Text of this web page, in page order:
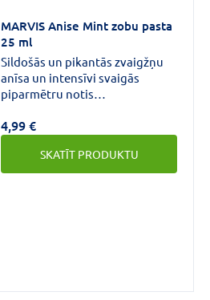
MARVIS Anise Mint zobu pasta
25 ml
Sildošās un pikantās zvaigžņu
anīsa un intensīvi svaigās
piparmētru notis
eksplozijai. Bagātīgi putojošā
zobu pasta ar intensīvu garšu
palīdz atbrīvoties no zobu
aplikuma vienmēr lieliskam
4,99 €
SKATĪT PRODUKTU